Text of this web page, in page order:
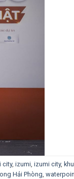
city, izumi, izumi city,
Hải Phòng,